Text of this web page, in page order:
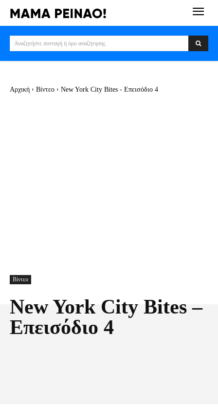
Αναζητήστε συνταγή ή όρο αναζήτησης
Αρχική Βίντεο New York City Bites - Επεισόδιο 4
Βίντεο
New York City Bites –
Επεισόδιο 4